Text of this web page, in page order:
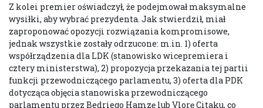
Z kolei premier oświadczył, że podejmował maksymalne
wysiłki, aby wybrać prezydenta. Jak stwierdził, miał
zaproponować opozycji rozwiązania kompromisowe,
jednak wszystkie zostały odrzucone: m.in. 1) oferta
współrządzenia dla LDK (stanowisko wicepremiera i
cztery ministerstwa), 2) propozycja przekazania tej partii
funkcji przewodniczącego parlamentu, 3) oferta dla PDK
dotycząca objęcia stanowiska przewodniczącego
parlamentu przez Bedriego Hamzę lub Vlorę Çitaku, co